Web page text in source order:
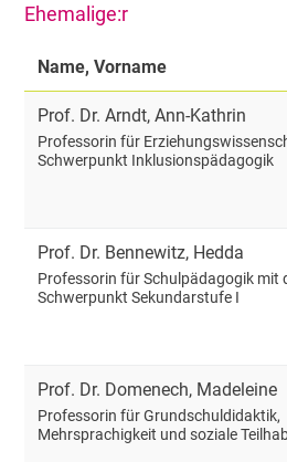
Ehemalige:r
Name, Vorname
Prof. Dr.Arndt,Ann-Kathrin
Professorin für
Schwerpunkt Inklusionspädagogik
Prof. Dr. Bennewitz, Hedda
Professorin für Schulpädagogik mit
Schwerpunkt Sekundarstufe I
Prof. Dr. Domenech, Madeleine
Professorin für Grundschuldidaktik,
Mehrsprachigkeit und soziale